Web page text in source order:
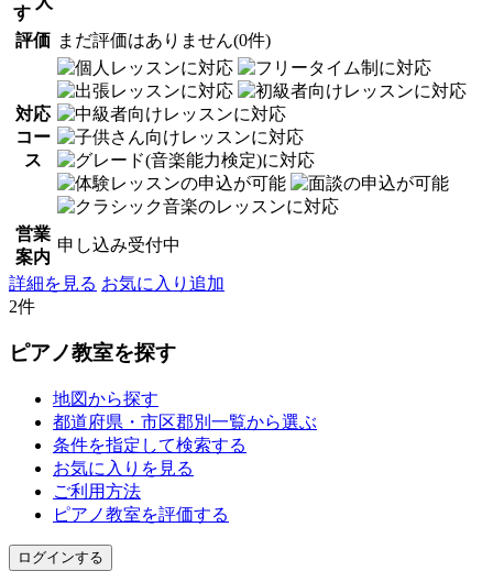
す
評価 まだ評価はありません(0件)
対応
コー
ス
営業
案内
申し込み受付中
詳細を見る お気に入り追加
2件
ピアノ教室を探す
地図から探す
都道府県・市区郡別一覧から選ぶ
条件を指定して検索する
お気に入りを見る
ご利用方法
ピアノ教室を評価する
ログインする